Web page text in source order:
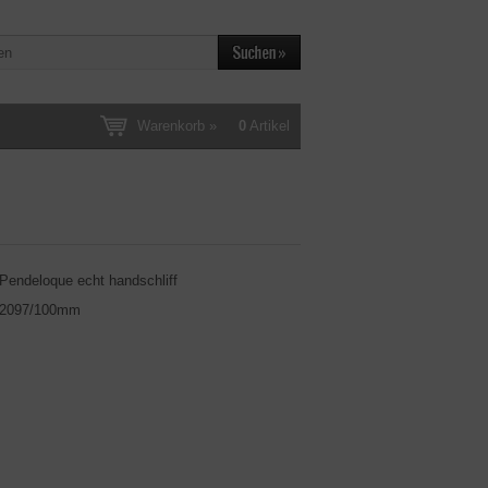
Warenkorb » 0 Artikel
Pendeloque echt handschliff
2097/100mm